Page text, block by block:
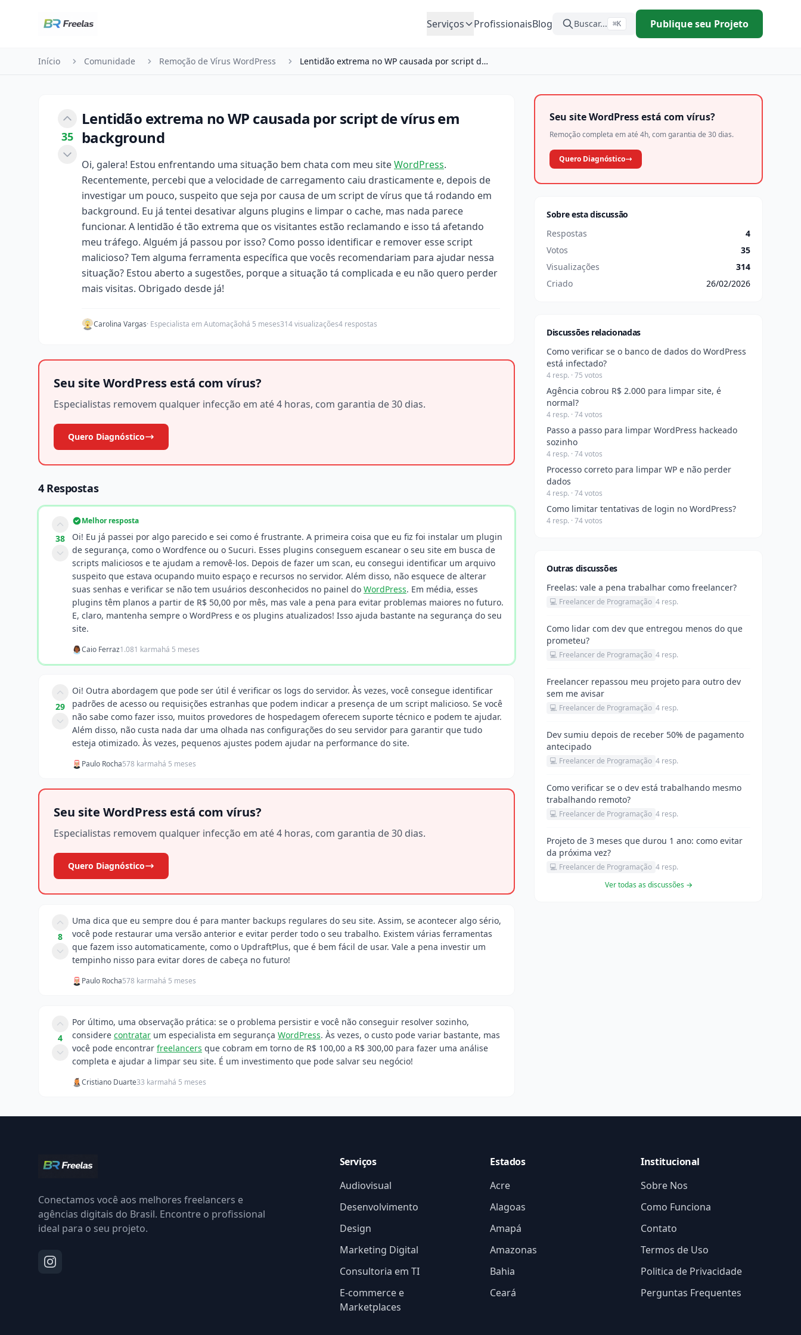
Serviços
ProfissionaisBlog Buscar... ⌘K Publique seu Projeto
Início Comunidade Remoção de Vírus WordPress Lentidão extrema no WP causada por script de vír…
35
Lentidão extrema no WP causada por script de vírus em
background
Oi, galera! Estou enfrentando uma situação bem chata com meu siteWordPress.
Recentemente, percebi que a velocidade de carregamento caiu drasticamente e, depois de
investigar um pouco, suspeito que seja por causa de um script de vírus que tá rodando em
background. Eu já tentei desativar alguns plugins e limpar o cache, mas nada parece
funcionar. A lentidão é tão extrema que os visitantes estão reclamando e isso tá afetando
meu tráfego. Alguém já passou por isso? Como posso identificar e remover esse script
malicioso? Tem alguma ferramenta específica que vocês recomendariam para ajudar nessa
situação? Estou aberto a sugestões, porque a situação tá complicada e eu não quero perder
mais visitas. Obrigado desde já!
Carolina Vargas· Especialista em Automaçãohá 5 meses314 visualizações4 respostas
Seu site WordPress está com vírus?
Especialistas removem qualquer infecção em até 4 horas, com garantia de 30 dias.
Quero Diagnóstico
4 Respostas
38
Melhor resposta
Oi! Eu já passei por algo parecido e sei como é frustrante. A primeira coisa que eu fiz foi instalar um plugin
de segurança, como o Wordfence ou o Sucuri. Esses plugins conseguem escanear o seu site em busca de
scripts maliciosos e te ajudam a removê-los. Depois de fazer um scan, eu consegui identificar um arquivo
suspeito que estava ocupando muito espaço e recursos no servidor. Além disso, não esquece de alterar
suas senhas e verificar se não tem usuários desconhecidos no painel do WordPress. Em média, esses
plugins têm planos a partir de R$ 50,00 por mês, mas vale a pena para evitar problemas maiores no futuro.
E, claro, mantenha sempre o WordPress e os plugins atualizados! Isso ajuda bastante na segurança do seu
site.
Caio Ferraz1.081 karmahá 5 meses
29
Oi! Outra abordagem que pode ser útil é verificar os logs do servidor. Às vezes, você consegue identificar
padrões de acesso ou requisições estranhas que podem indicar a presença de um script malicioso. Se você
não sabe como fazer isso, muitos provedores de hospedagem oferecem suporte técnico e podem te ajudar.
Além disso, não custa nada dar uma olhada nas configurações do seu servidor para garantir que tudo
esteja otimizado. Às vezes, pequenos ajustes podem ajudar na performance do site.
Paulo Rocha578 karmahá 5 meses
Seu site WordPress está com vírus?
Especialistas removem qualquer infecção em até 4 horas, com garantia de 30 dias.
Quero Diagnóstico
8
Uma dica que eu sempre dou é para manter backups regulares do seu site. Assim, se acontecer algo sério,
você pode restaurar uma versão anterior e evitar perder todo o seu trabalho. Existem várias ferramentas
que fazem isso automaticamente, como o UpdraftPlus, que é bem fácil de usar. Vale a pena investir um
tempinho nisso para evitar dores de cabeça no futuro!
Paulo Rocha578 karmahá 5 meses
4
Por último, uma observação prática: se o problema persistir e você não conseguir resolver sozinho,
considere contratar um especialista em segurança WordPress. Às vezes, o custo pode variar bastante, mas
você pode encontrar freelancers que cobram em torno de R$ 100,00 a R$ 300,00 para fazer uma análise
completa e ajudar a limpar seu site. É um investimento que pode salvar seu negócio!
Cristiano Duarte33 karmahá 5 meses
Seu site WordPress está com vírus?
Remoção completa em até 4h, com garantia de 30 dias.
Quero Diagnóstico
Sobre esta discussão
Respostas
4
Votos
35
Visualizações
314
Criado
26/02/2026
Discussões relacionadas
Como verificar se o banco de dados do WordPress
está infectado?
4 resp. · 75 votos
Agência cobrou R$ 2.000 para limpar site, é
normal?
4 resp. · 74 votos
Passo a passo para limpar WordPress hackeado
sozinho
4 resp. · 74 votos
Processo correto para limpar WP e não perder
dados
4 resp. · 74 votos
Como limitar tentativas de login no WordPress?
4 resp. · 74 votos
Outras discussões
Freelas: vale a pena trabalhar como freelancer?
💻 Freelancer de Programação 4 resp.
Como lidar com dev que entregou menos do que
prometeu?
💻 Freelancer de Programação 4 resp.
Freelancer repassou meu projeto para outro dev
sem me avisar
💻 Freelancer de Programação 4 resp.
Dev sumiu depois de receber 50% de pagamento
antecipado
💻 Freelancer de Programação 4 resp.
Como verificar se o dev está trabalhando mesmo
trabalhando remoto?
💻 Freelancer de Programação 4 resp.
Projeto de 3 meses que durou 1 ano: como evitar
da próxima vez?
💻 Freelancer de Programação 4 resp.
Ver todas as discussões →
Conectamos você aos melhores freelancers e
agências digitais do Brasil. Encontre o profissional
ideal para o seu projeto.
Serviços
Audiovisual
Desenvolvimento
Design
Marketing Digital
Consultoria em TI
E-commerce e
Marketplaces
Estados
Acre
Alagoas
Amapá
Amazonas
Bahia
Ceará
Institucional
Sobre Nos
Como Funciona
Contato
Termos de Uso
Politica de Privacidade
Perguntas Frequentes